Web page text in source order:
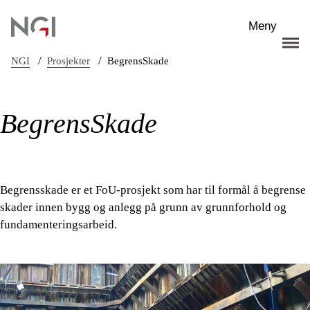
Meny
NGI / Prosjekter / BegrensSkade
BegrensSkade
Begrensskade er et FoU-prosjekt som har til formål å begrense
skader innen bygg og anlegg på grunn av grunnforhold og
fundamenteringsarbeid.